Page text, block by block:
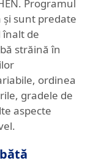
Programul
și sunt predate
de
străină în
ordinea
gradele de
aspecte